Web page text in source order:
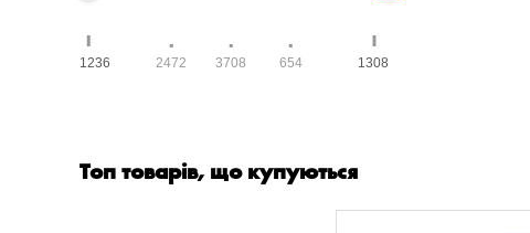
1236 2472 3708 654 1308
Топ товарів, що купуються